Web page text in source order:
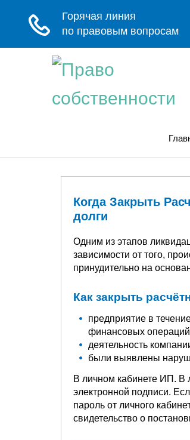
Когда Закрыть
долги
Одним из этапов
зависимости от того,
принудительно на
Как закрыть
предприятие в
финансовых
деятельность
были выявлены
В личном кабинете ИП. В
электронной подписи.
пароль от личного
свидетельство о